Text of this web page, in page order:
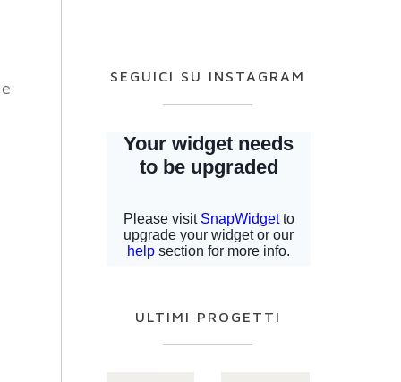
SEGUICI SU INSTAGRAM
ULTIMI PROGETTI